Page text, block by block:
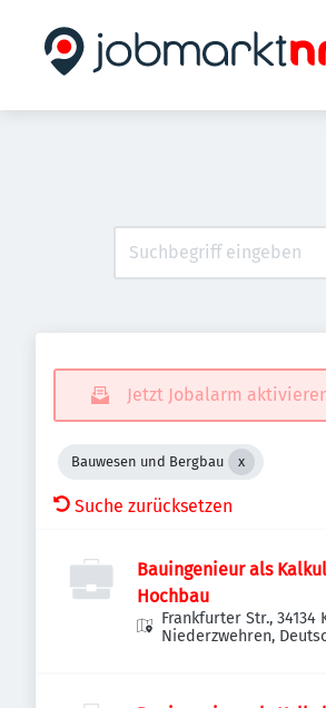
Jetzt Jobalarm
Bauwesen und Bergbau
Suche zurücksetzen
Bauingenieur als
Hochbau
Frankfurter Str., 34134
Niederzwehren,